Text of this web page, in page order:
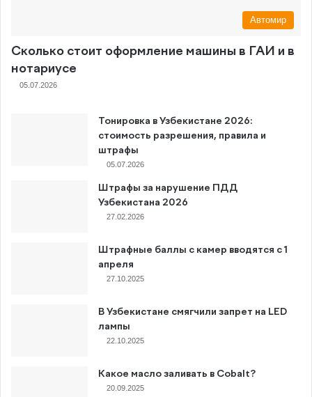
Автомир
Сколько стоит оформление машины в ГАИ и в
нотариусе
05.07.2026
Тонировка в Узбекистане 2026:
стоимость разрешения, правила и
штрафы
05.07.2026
Штрафы за нарушение ПДД
Узбекистана 2026
27.02.2026
Штрафные баллы с камер вводятся с 1
апреля
27.10.2025
В Узбекистане смягчили запрет на LED
лампы
22.10.2025
Какое масло заливать в Cobalt?
20.09.2025